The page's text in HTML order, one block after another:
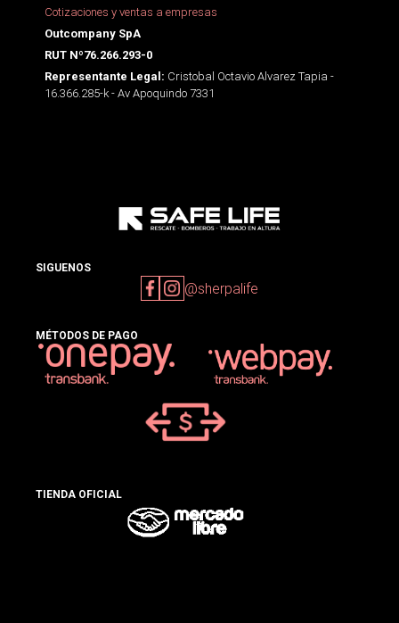
Cotizaciones y ventas a empresas
Outcompany SpA
RUT Nº76.266.293-0
Representante Legal: Cristobal Octavio Alvarez Tapia -
16.366.285-k - Av Apoquindo 7331
SIGUENOS
@sherpalife
MÉTODOS DE PAGO
TIENDA OFICIAL